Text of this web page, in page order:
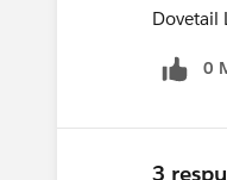
Dovetail
0
3